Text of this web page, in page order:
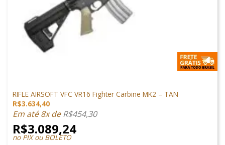
RIFLE AIRSOFT VFC VR16 Fighter Carbine MK2 – TAN
R$3.634,40
Em até 8x deR$454,30
R$3.089,24
no PIX ou BOLETO